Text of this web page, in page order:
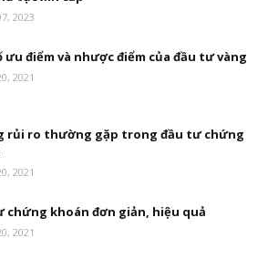
2023
ưu điểm và nhược điểm của đầu tư vàng
2021
rủi ro thường gặp trong đầu tư chứng
2021
chứng khoán đơn giản, hiệu quả
2021